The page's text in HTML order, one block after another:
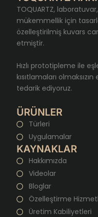
TOQUARTZ,
mükemmellik için
özelleştirilmiş kuvars
etmiştir.
Hızlı prototipleme ile
kısıtlamaları
tedarik ediyoruz.
ÜRÜNLER
Türleri
Uygulamalar
KAYNAKLAR
Hakkımızda
Videolar
Bloglar
Özelleştirme
Üretim Kabiliyetleri